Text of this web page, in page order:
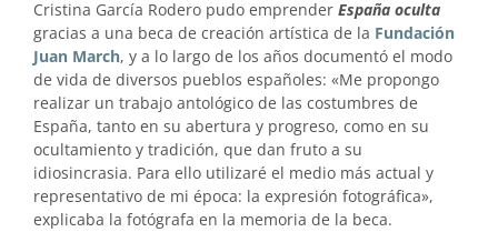
Cristina García Rodero pudo emprender España oculta
gracias a una beca de creación artística de la Fundación
Juan March, y a lo largo de los años documentó el modo
de vida de diversos pueblos españoles: «Me propongo
realizar un trabajo antológico de las costumbres de
España, tanto en su abertura y progreso, como en su
ocultamiento y tradición, que dan fruto a su
idiosincrasia. Para ello utilizaré el medio más actual y
representativo de mi época: la expresión fotográfica»,
explicaba la fotógrafa en la memoria de la beca.